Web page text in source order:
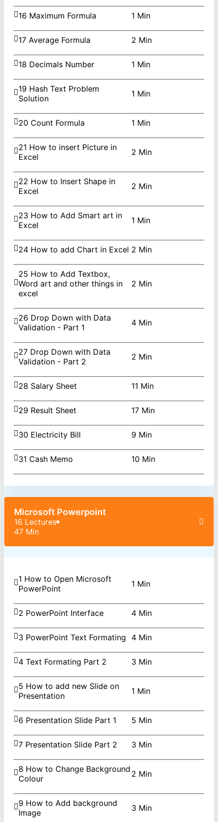
16 Maximum Formula 1 Min
17 Average Formula 2 Min
18 Decimals Number 1 Min
19 Hash Text Problem
Solution
1 Min
20 Count Formula 1 Min
21 How to insert Picture in
Excel
2 Min
22 How to Insert Shape in
Excel
2 Min
23 How to Add Smart art in
Excel
1 Min
24 How to add Chart in Excel 2 Min
25 How to Add Textbox,
Word art and other things in
excel
2 Min
26 Drop Down with Data
Validation - Part 1
4 Min
27 Drop Down with Data
Validation - Part 2
2 Min
28 Salary Sheet 11 Min
29 Result Sheet 17 Min
30 Electricity Bill 9 Min
31 Cash Memo 10 Min
Microsoft Powerpoint
16 Lectures
47 Min
1 How to Open Microsoft
PowerPoint
1 Min
2 PowerPoint Interface 4 Min
3 PowerPoint Text Formating 4 Min
4 Text Formating Part 2 3 Min
5 How to add new Slide on
Presentation
1 Min
6 Presentation Slide Part 1 5 Min
7 Presentation Slide Part 2 3 Min
8 How to Change Background
Colour
2 Min
9 How to Add background
Image
3 Min